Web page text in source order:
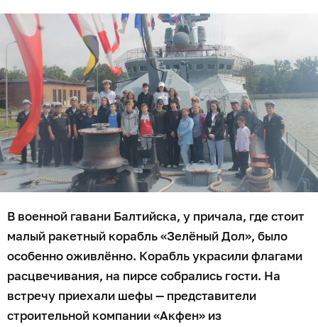
В военной гавани Балтийска, у причала, где стоит
малый ракетный корабль «Зелёный Дол», было
особенно оживлённо. Корабль украсили флагами
расцвечивания, на пирсе собрались гости. На
встречу приехали шефы — представители
строительной компании «Акфен» из